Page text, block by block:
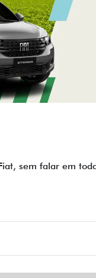
sem falar em